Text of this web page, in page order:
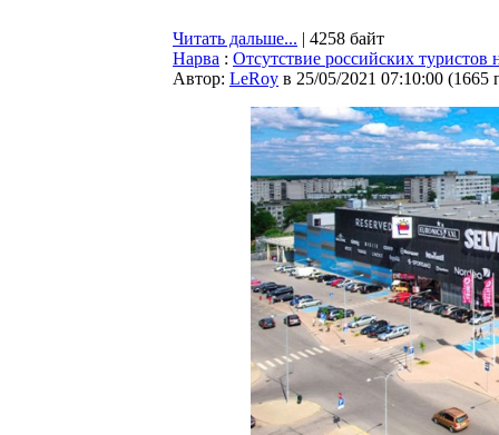
Читать дальше... | 4258 байт
Нарва : Отсутствие российских
Автор: LeRoy в 25/05/2021 07:10:00 (1665